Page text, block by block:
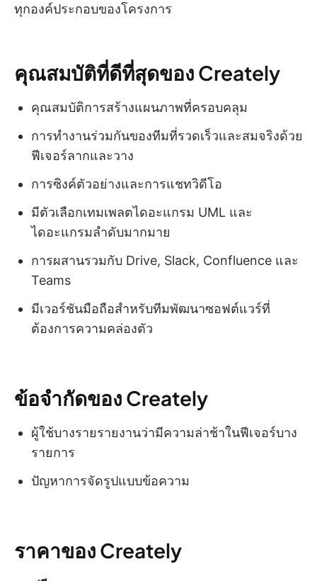
ทุกองค์ประกอบของโครงการ
คุณสมบัติที่ดีที่สุดของ Creately
คุณสมบัติการสร้างแผนภาพที่ครอบคลุม
การทำงานร่วมกันของทีมที่รวดเร็วและสมจริงด้วย
ฟีเจอร์ลากและวาง
การซิงค์ตัวอย่างและการแชทวิดีโอ
มีตัวเลือกเทมเพลตไดอะแกรม UML และ
ไดอะแกรมลำดับมากมาย
การผสานรวมกับ Drive, Slack, Confluence และ
Teams
มีเวอร์ชันมือถือสำหรับทีมพัฒนาซอฟต์แวร์ที่
ต้องการความคล่องตัว
ข้อจำกัดของ Creately
ผู้ใช้บางรายรายงานว่ามีความล่าช้าในฟีเจอร์บาง
รายการ
ปัญหาการจัดรูปแบบข้อความ
ราคาของ Creately